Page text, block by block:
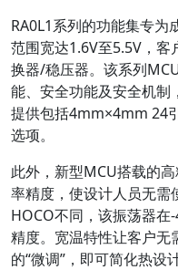
RA0L1系列的功能集专为
范围宽达1.6V至5.5V，
换器/稳压器。该系列
能、安全功能及安全机
提供包括4mm×4mm 24
选项。
此外，新型MCU搭载的
率精度，使设计人员无需
HOCO不同，该振荡器在
精度。宽温特性让客户无
的“微调”，即可简化热设计